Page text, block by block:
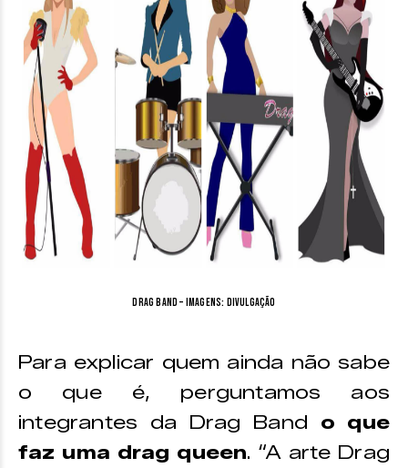
Drag Band – imagens: divulgação
Para explicar quem ainda não sabe
o que é, perguntamos aos
integrantes da Drag Band o que
faz uma drag queen. “A arte Drag